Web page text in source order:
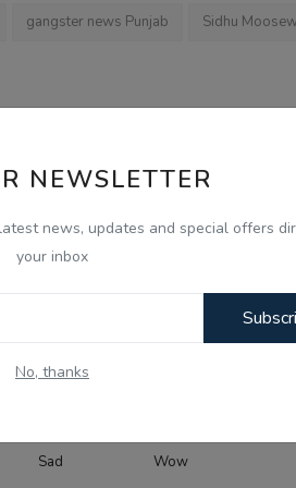
NEWSLETTER
news, updates and special offers
your inbox
No, thanks
gangster news Punjab Sidhu
ਨਾਲੋਂ ਵੱਧ ਇਮਾਨਦਾਰ ਅਤੇ ਦੇਸ਼ ਭਗਤ: ਮੋਹਨ
0
Sad Wow